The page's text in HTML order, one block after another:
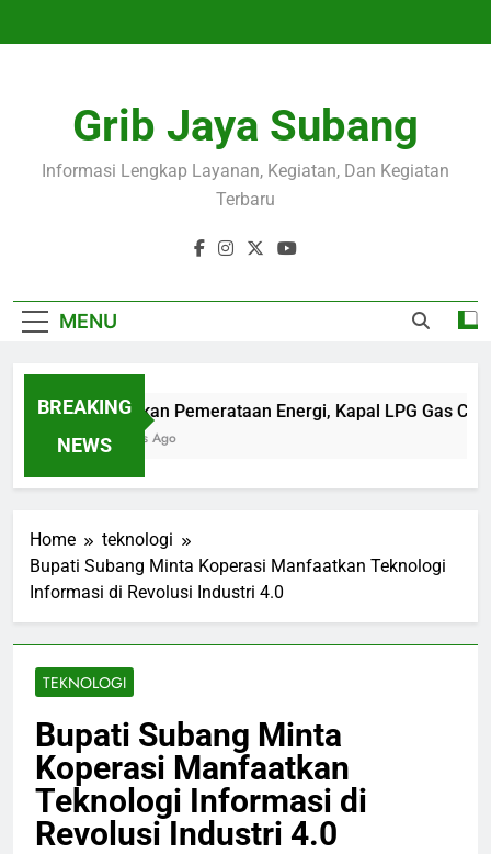
Grib Jaya Subang
Informasi Lengkap Layanan, Kegiatan, Dan Kegiatan
Terbaru
MENU
BREAKING
NEWS
Wujudkan Pemerataan Energi, Kapal LPG Gas
4 Months Ago
Home
teknologi
Bupati Subang Minta Koperasi Manfaatkan Teknologi
Informasi di Revolusi Industri 4.0
TEKNOLOGI
Bupati Subang Minta
Koperasi Manfaatkan
Teknologi Informasi di
Revolusi Industri 4.0